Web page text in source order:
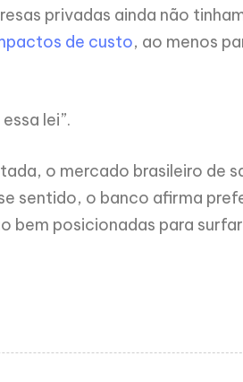
privadas ainda não
de custo, ao menos
lei”.
o mercado brasileiro de
sentido, o banco afirma
bem posicionadas para